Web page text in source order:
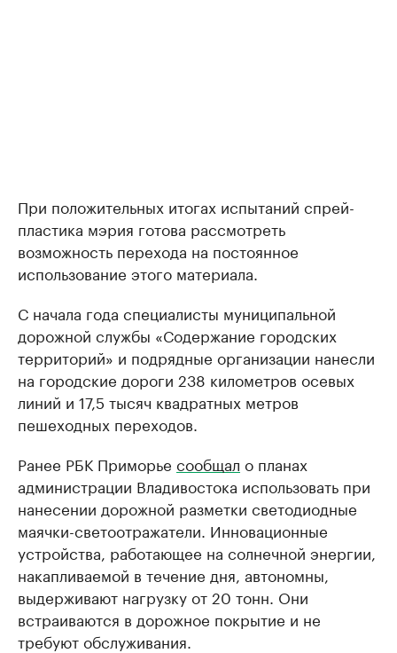
При положительных итогах испытаний спрей-
пластика мэрия готова рассмотреть
возможность перехода на постоянное
использование этого материала.
С начала года специалисты муниципальной
дорожной службы «Содержание городских
территорий» и подрядные организации нанесли
на городские дороги 238 километров осевых
линий и 17,5 тысяч квадратных метров
пешеходных переходов.
Ранее РБК Приморье сообщал о планах
администрации Владивостока использовать при
нанесении дорожной разметки светодиодные
маячки-светоотражатели. Инновационные
устройства, работающее на солнечной энергии,
накапливаемой в течение дня, автономны,
выдерживают нагрузку от 20 тонн. Они
встраиваются в дорожное покрытие и не
требуют обслуживания.